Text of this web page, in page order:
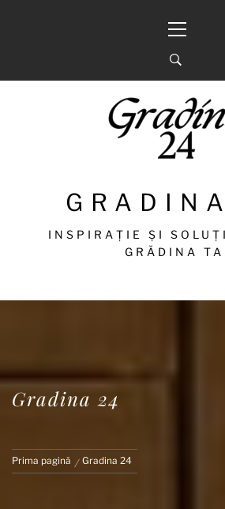
principal
INSPIRAȚIE ȘI
GRĂDINA
Gradina 24
Prima pagină Gradina 24